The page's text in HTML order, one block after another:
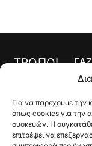
Για να παρέχουμε την
όπως cookies για την
συσκευών. Η
επιτρέψει να
ΤΡΟΠΟΙ
ΠΛΗΡΩΜΗΣ
μου